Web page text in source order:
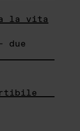
la vita
due